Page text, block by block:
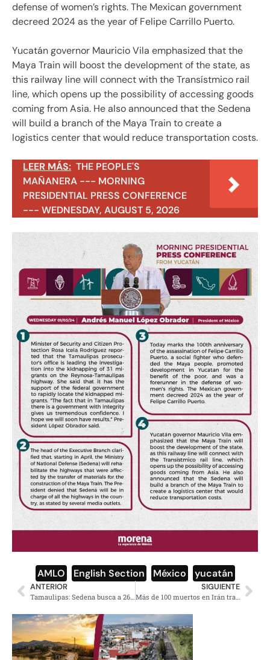
defense of women’s rights. The Mexican government
decreed 2024 as the year of Felipe Carrillo Puerto.
Yucatán governor Mauricio Vila emphasized that the
Maya Train will boost the development of the state, as
this railway line will connect with the Transístmico rail
line, which opens up the possibility of accessing goods
coming from Asia. He also announced that the Sedena
will build a branch of the Maya Train to create a
logistics center that would reduce transportation costs.
LEER MÁS: THE PEOPLE'S
MAÑANERA --- MORNING
PRESIDENTIAL PRESS CONFERENCE
--- WEDNESDAY, AUGUST 5, 2026
AMLO English Section México yucatán
ANTERIOR SIGUIENTE
Más de 100 muertos en Irán tras explosiones en procesión